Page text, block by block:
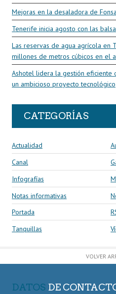
Mejoras en la desaladora de
Tenerife inicia agosto con las
Las reservas de agua agrícola en
millones de metros cúbicos en el
Ashotel lidera la gestión eficiente
un ambicioso proyecto tecnológico
CATEGORÍAS
Actualidad
Canal
Infografías
Notas informativas
Portada
Tanquillas
VOLVER
DATOS DE